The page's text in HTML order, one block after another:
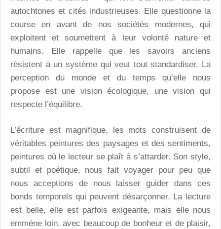
autochtones et cités industrieuses. Elle questionne la
course en avant de nos sociétés modernes, qui
exploitent et soumettent à leur volonté nature et
humains. Elle rappelle que les savoirs anciens
résistent à un système qui veut tout standardiser. La
perception du monde et du temps qu’elle nous
propose est une vision écologique, une vision qui
respecte l’équilibre.
L’écriture est magnifique, les mots construisent de
véritables peintures des paysages et des sentiments,
peintures où le lecteur se plaît à s’attarder. Son style,
subtil et poétique, nous fait voyager pour peu que
nous acceptions de nous laisser guider dans ces
bonds temporels qui peuvent désarçonner. La lecture
est belle, elle est parfois exigeante, mais elle nous
emmène loin, avec beaucoup de bonheur et de plaisir,